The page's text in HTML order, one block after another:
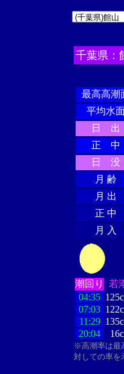
千葉県：
最高高潮
平均水
日 出
正 中
日 没
月 齢
月 出
正 中
月 入
潮回り 若
04:35
07:03
11:29
20:04
※高潮率は最
対しての率を